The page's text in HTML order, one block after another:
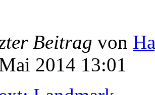
Beitrag von
2014 13:01